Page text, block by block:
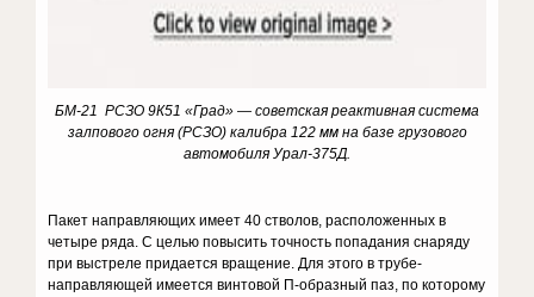
БМ-21 РСЗО 9К51 «Град» — советская реактивная система
залпового огня (РСЗО) калибра 122 мм на базе грузового
автомобиля Урал-375Д.
Пакет направляющих имеет 40 стволов, расположенных в
четыре ряда. С целью повысить точность попадания снаряду
при выстреле придается вращение. Для этого в трубе-
направляющей имеется винтовой П-образный паз, по которому